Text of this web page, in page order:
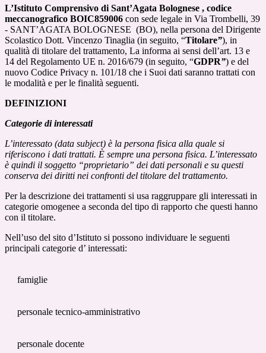
L’Istituto Comprensivo di Sant’Agata Bolognese , codice
meccanografico BOIC859006 con sede legale in Via Trombelli, 39
- SANT’AGATA BOLOGNESE (BO), nella persona del Dirigente
Scolastico Dott. Vincenzo Tinaglia (in seguito, “Titolare”), in
qualità di titolare del trattamento, La informa ai sensi dell’art. 13 e
14 del Regolamento UE n. 2016/679 (in seguito, “GDPR”) e del
nuovo Codice Privacy n. 101/18 che i Suoi dati saranno trattati con
le modalità e per le finalità seguenti.
DEFINIZIONI
Categorie di interessati
L’interessato (data subject) è la persona fisica alla quale si
riferiscono i dati trattati. È sempre una persona fisica. L’interessato
è quindi il soggetto “proprietario” dei dati personali e su questi
conserva dei diritti nei confronti del titolare del trattamento.
Per la descrizione dei trattamenti si usa raggruppare gli interessati in
categorie omogenee a seconda del tipo di rapporto che questi hanno
con il titolare.
Nell’uso del sito d’Istituto si possono individuare le seguenti
principali categorie d’ interessati:
famiglie
personale tecnico-amministrativo
personale docente